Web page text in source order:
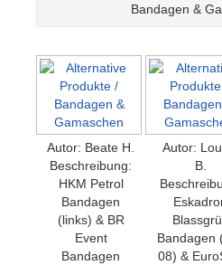
Bandagen &
Autor: Beate H.
Beschreibung:
HKM Petrol
Bandagen
(links) & BR
Event
Bandagen
Autor:
B.
Bandagen
08) &